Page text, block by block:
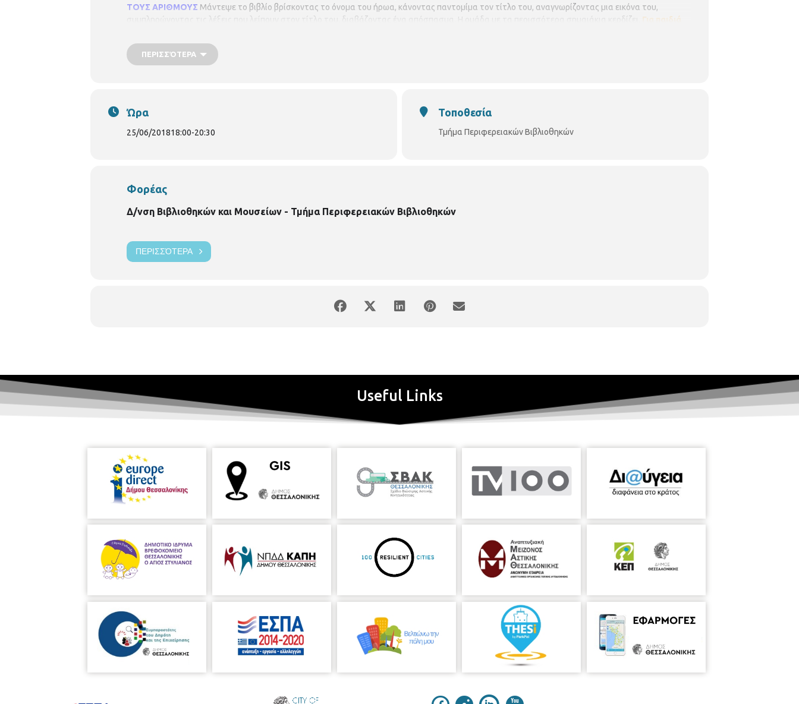
ΤΟΥΣ ΑΡΙΘΜΟΥΣ Μάντεψε το βιβλίο βρίσκοντας το όνομα του ήρωα, κάνοντας παντομίμα τον τίτλο του, αναγνωρίζοντας μια εικόνα του,
συμπληρώνοντας τις λέξεις που λείπουν στον τίτλο του, διαβάζοντας ένα απόσπασμα. Η ομάδα με τα περισσότερα σημαιάκια κερδίζει. Για παιδιά
Πρότυπη Σχολική Βιβλιοθήκη Κασσάνδρου 17 2313 318279
2310 315100 19:00 - 20:30
ΠΕΡΙΣΣΌΤΕΡΑ
Ώρα
25/06/201818:00-20:30
Τοποθεσία
Τμήμα Περιφερειακών Βιβλιοθηκών
Φορέας
Δ/νση Βιβλιοθηκών και Μουσείων - Τμήμα Περιφερειακών Βιβλιοθηκών
ΠΕΡΙΣΣΌΤΕΡΑ
Useful Links